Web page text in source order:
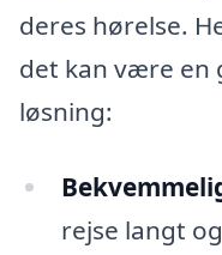
deres hørelse.
det kan være en
løsning:
rejse langt